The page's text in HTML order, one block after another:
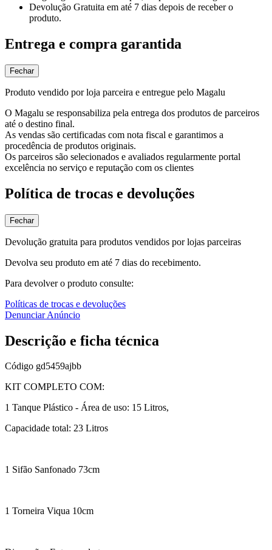
Devolução Gratuita em até 7 dias depois de receber o
produto.
Entrega e compra garantida
Fechar
Produto vendido por loja parceira e entregue pelo Magalu
O Magalu se responsabiliza pela entrega dos produtos de parceiros
até o destino final.
As vendas são certificadas com nota fiscal e garantimos a
procedência de produtos originais.
Os parceiros são selecionados e avaliados regularmente portal
excelência no serviço e reputação com os clientes
Política de trocas e devoluções
Fechar
Devolução gratuita para produtos vendidos por lojas parceiras
Devolva seu produto em até 7 dias do recebimento.
Para devolver o produto consulte:
Políticas de trocas e devoluções
Denunciar Anúncio
Descrição e ficha técnica
Código gd5459ajbb
KIT COMPLETO COM:
1 Tanque Plástico - Área de uso: 15 Litros,
Capacidade total: 23 Litros
1 Sifão Sanfonado 73cm
1 Torneira Viqua 10cm